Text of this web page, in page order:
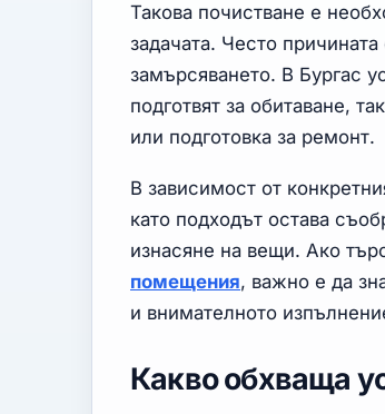
Такова почистване е
задачата. Често
замърсяването. В Бургас
подготвят за обитаване,
или подготовка за ремонт.
В зависимост от
като подходът остава
изнасяне на вещи. Ако
помещения, важно е да
и внимателното
Какво обхваща